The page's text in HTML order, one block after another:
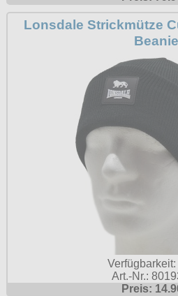
Lonsdale Strickmütze
Beanie
Verfügbarkeit:
Art.-Nr.:
Preis: